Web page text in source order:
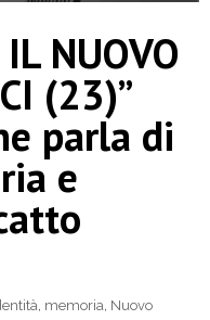
NUOVO
(23)”
parla di
e
memoria Nuovo